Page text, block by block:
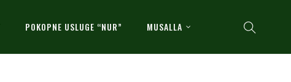
POKOPNE USLUGE “NUR” MUSALLA